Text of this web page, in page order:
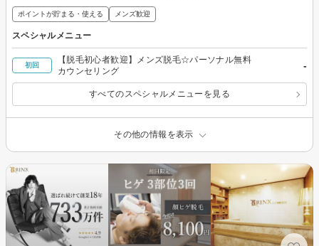
ポイントが貯まる・使える メンズ歓迎
スペシャルメニュー
初回
【脱毛初心者歓迎】メンズ脱毛☆パーソナル無料
カウンセリング
-
すべてのスペシャルメニューを見る
その他の情報を表示